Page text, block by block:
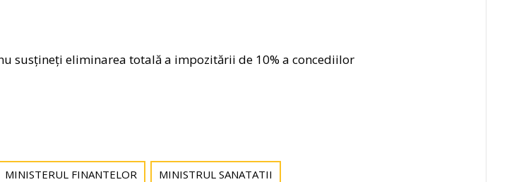
susțineți eliminarea totală a impozitării de 10% a concediilor
MINISTERUL FINANTELOR
MINISTRUL SANATATII